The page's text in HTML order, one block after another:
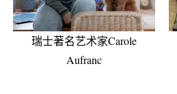
瑞士著名艺术家Carole
Aufranc